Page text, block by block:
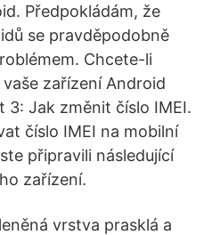
Předpokládám, že
se pravděpodobně
Chcete-li
zařízení Android
3: Jak změnit číslo IMEI.
číslo IMEI na mobilní
připravili následující
zařízení.
vrstva prasklá a